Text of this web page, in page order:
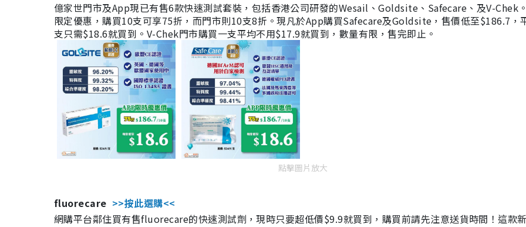
億家世門市及App現已有售6款快速測試套裝，包括香港公司研發的Wesail、Goldsite、Safecare、及V-Chek
限定優惠，購買10支可享75折，而門市則10支8折。現凡於App購買Safecare及Goldsite，售價低至$186.7，
支只需$18.6就買到。V-Chek門市購買一支平均不用$17.9就買到，數量有限，售完即止。
點擊圖片放大
fluorecare >>按此選購<<
網購平台鄰住買有售fluorecare的快速測試劑，現時只要超低價$9.9就買到，購買前請先注意送貨時間！這款